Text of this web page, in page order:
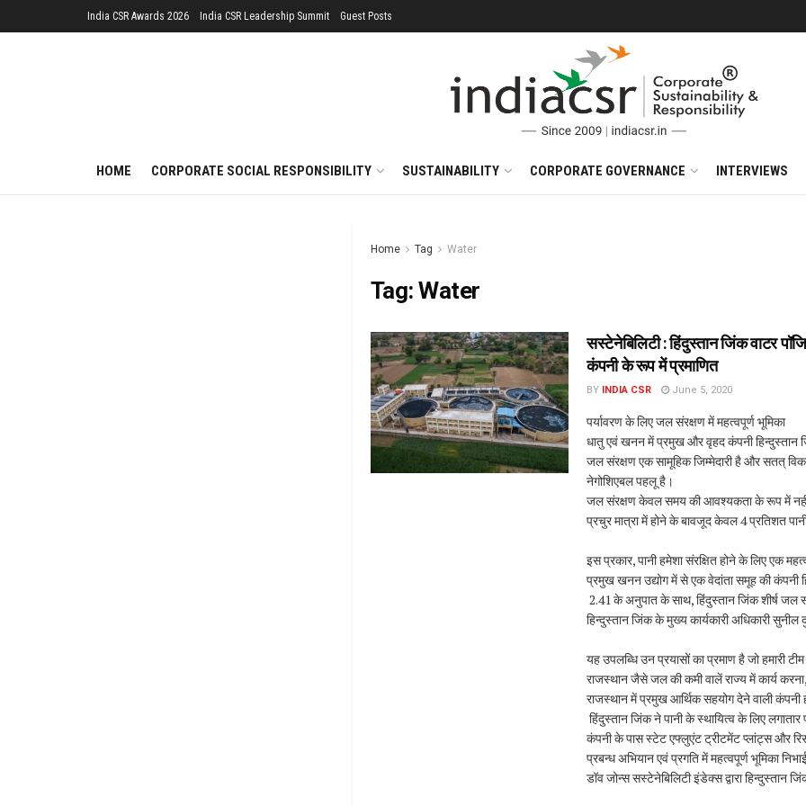
India CSR Awards 2026 India CSR Leadership Summit Guest Posts
HOME CORPORATE SOCIAL RESPONSIBILITY SUSTAINABILITY CORPORATE GOVERNANCE INTERVIEWS
Home Tag Water
Tag:Water
सस्टेनेबिलिटी : हिंदुस्तान जिंक वाटर
कंपनी के रूप में प्रमाणित
BY INDIA CSR June 5, 2020
पर्यावरण के लिए जल संरक्षण में महत्वपूर्ण भूमिका
धातु एवं खनन में प्रमुख और वृहद कंपनी हिन्दुस्तान
जल संरक्षण एक सामूहिक जिम्मेदारी है और सतत्
नेगोशिएबल पहलू है।
जल संरक्षण केवल समय की आवश्यकता के रूप में नहीं
प्रचुर मात्रा में होने के बावजूद केवल 4 प्रतिशत
इस प्रकार, पानी हमेशा संरक्षित होने के लिए एक
प्रमुख खनन उद्योग में से एक वेदांता समूह की कंपनी
2.41 के अनुपात के साथ, हिंदुस्तान जिंक शीर्ष जल
हिन्दुस्तान जिंक के मुख्य कार्यकारी अधिकारी
यह उपलब्धि उन प्रयासों का प्रमाण है जो हमारी
राजस्थान जैसे जल की कमी वालें राज्य में कार्य
राजस्थान में प्रमुख आर्थिक सहयोग देने वाली कंपनी
हिंदुस्तान जिंक ने पानी के स्थायित्व के लिए लगातार
कंपनी के पास स्टेट एफ्लुएंट ट्रीटमेंट प्लांट्स और
प्रबन्ध अभियान एवं प्रगति में महत्वपूर्ण भूमिका
डॉव जोन्स सस्टेनेबिलिटी इंडेक्स द्वारा हिन्दुस्तान